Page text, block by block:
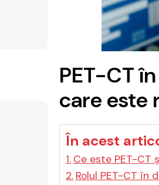
PET-CT
care este
În acest
Ce este PET-CT
Rolul PET-CT în